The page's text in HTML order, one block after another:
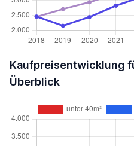
Kaufpreisentwicklung
Überblick